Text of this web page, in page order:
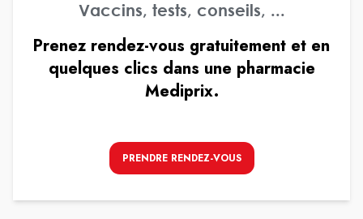
Vaccins, tests, conseils, ...
Prenez rendez-vous gratuitement et en
quelques clics dans une pharmacie
Mediprix.
PRENDRE RENDEZ-VOUS